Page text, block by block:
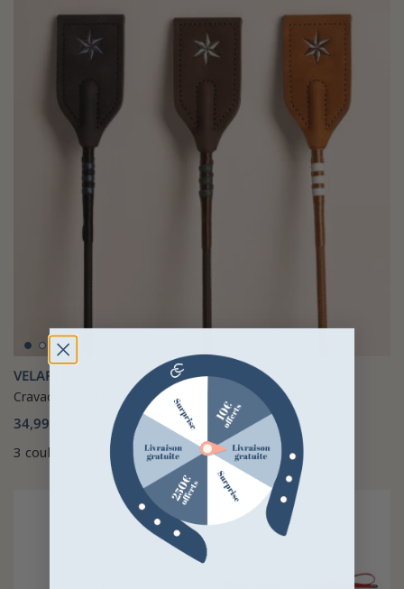
VELARI
Cravache d’obstacle Velari Guidance avec poignée en cuir
34,99 €
3 couleurs
-25%